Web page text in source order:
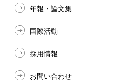
年報・論文集
国際活動
採用情報
お問い合わせ